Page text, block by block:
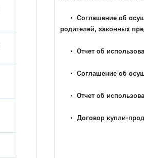
• Соглашение об
родителей, законных
• Отчет об
• Соглашение об
• Отчет об
• Договор купли-